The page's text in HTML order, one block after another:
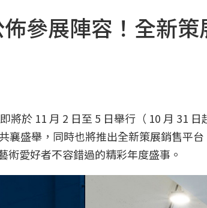
參展陣容！全新
將於 11 月 2 日至 5 日舉行（ 10 月 31
襄盛舉，同時也將推出全新策展銷售平
愛好者不容錯過的精彩年度盛事。